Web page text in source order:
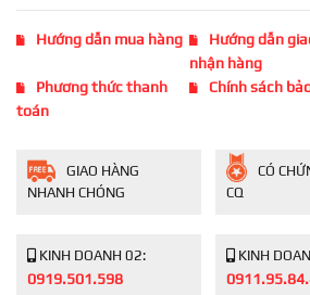
Hướng dẫn mua hàng
Hướng dẫn
nhận hàng
Phương thức thanh
toán
Chính sách
GIAO HÀNG
NHANH CHÓNG
CÓ
CQ
KINH DOANH 02:
0919.501.598
KINH